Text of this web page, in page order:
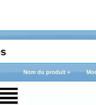
Nom du produit +